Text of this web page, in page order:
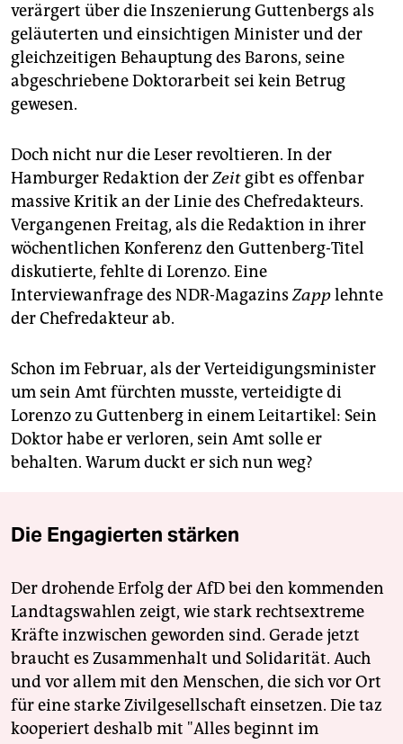
verärgert über die Inszenierung Guttenbergs als
geläuterten und einsichtigen Minister und der
gleichzeitigen Behauptung des Barons, seine
abgeschriebene Doktorarbeit sei kein Betrug
gewesen.
Doch nicht nur die Leser revoltieren. In der
Hamburger Redaktion derZeit gibt es offenbar
massive Kritik an der Linie des Chefredakteurs.
Vergangenen Freitag, als die Redaktion in ihrer
wöchentlichen Konferenz den Guttenberg-Titel
diskutierte, fehlte di Lorenzo. Eine
Interviewanfrage des NDR-MagazinsZapplehnte
der Chefredakteur ab.
Schon im Februar, als der Verteidigungsminister
um sein Amt fürchten musste, verteidigte di
Lorenzo zu Guttenberg in einem Leitartikel: Sein
Doktor habe er verloren, sein Amt solle er
behalten. Warum duckt er sich nun weg?
Die Engagierten stärken
Der drohende Erfolg der AfD bei den kommenden
Landtagswahlen zeigt, wie stark rechtsextreme
Kräfte inzwischen geworden sind. Gerade jetzt
braucht es Zusammenhalt und Solidarität. Auch
und vor allem mit den Menschen, die sich vor Ort
für eine starke Zivilgesellschaft einsetzen. Die taz
kooperiert deshalb mit "Alles beginnt im